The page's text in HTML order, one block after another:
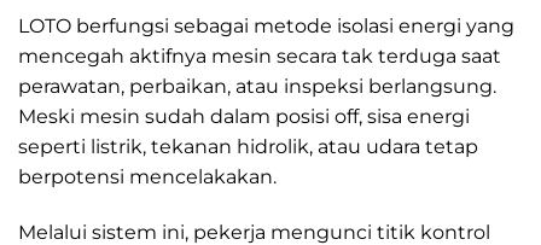
LOTO berfungsi sebagai metode isolasi energi yang
mencegah aktifnya mesin secara tak terduga saat
perawatan, perbaikan, atau inspeksi berlangsung.
Meski mesin sudah dalam posisi off, sisa energi
seperti listrik, tekanan hidrolik, atau udara tetap
berpotensi mencelakakan.
Melalui sistem ini, pekerja mengunci titik kontrol